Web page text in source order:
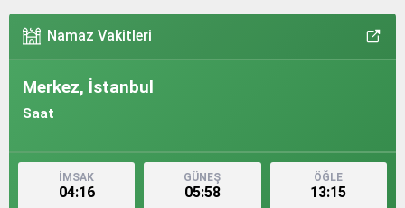
Namaz Vakitleri
Merkez, İstanbul
Saat
İMSAK
04:16
GÜNEŞ
05:58
ÖĞLE
13:15